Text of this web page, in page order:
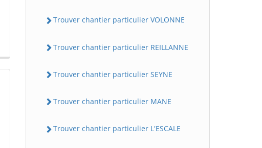
Trouver chantier particulier VOLONNE
Trouver chantier particulier REILLANNE
Trouver chantier particulier SEYNE
Trouver chantier particulier MANE
Trouver chantier particulier L'ESCALE